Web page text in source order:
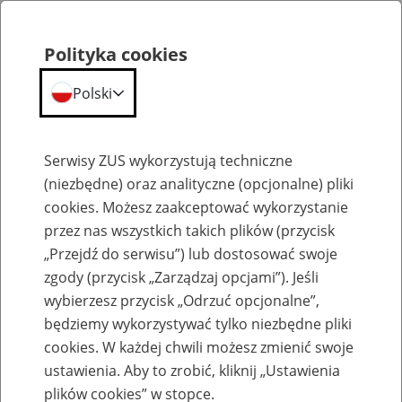
Emerytury
Baza zlikwidowanych lub
przekształconych zakładów pracy
Polityka cookies
Polski
Serwisy ZUS wykorzystują techniczne
(niezbędne) oraz analityczne (opcjonalne) pliki
cookies. Możesz zaakceptować wykorzystanie
przez nas wszystkich takich plików (przycisk
„Przejdź do serwisu”) lub dostosować swoje
zgody (przycisk „Zarządzaj opcjami”). Jeśli
wybierzesz przycisk „Odrzuć opcjonalne”,
będziemy wykorzystywać tylko niezbędne pliki
cookies. W każdej chwili możesz zmienić swoje
ustawienia. Aby to zrobić, kliknij „Ustawienia
plików cookies” w stopce.